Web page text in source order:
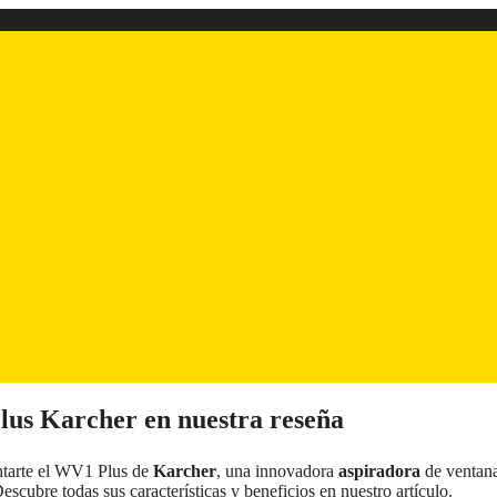
Karcher en nuestra reseña
el WV1 Plus de Karcher, una innovadora aspiradora de
todas sus características y beneficios en nuestro artículo.